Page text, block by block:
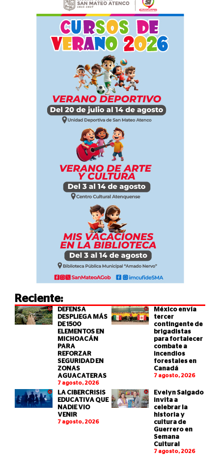
Reciente:
DEFENSA
DESPLIEGA MÁS
DE 1500
ELEMENTOS EN
MICHOACÁN
PARA
REFORZAR
SEGURIDAD EN
ZONAS
AGUACATERAS
7 agosto, 2026
México envía
tercer
contingente de
brigadistas
para fortalecer
combate a
incendios
forestales en
Canadá
7 agosto, 2026
LA CIBERCRISIS
EDUCATIVA QUE
NADIE VIO
VENIR
7 agosto, 2026
Evelyn Salgado
invita a
celebrar la
historia y
cultura de
Guerrero en
Semana
Cultural
7 agosto, 2026